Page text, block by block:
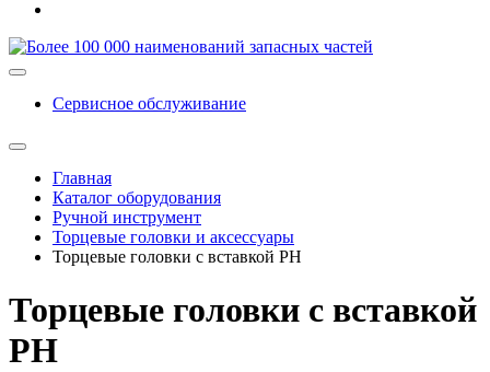
Сервисное обслуживание
Главная
Каталог оборудования
Ручной инструмент
Торцевые головки и аксессуары
Торцевые головки с вставкой PH
Торцевые головки с вставкой
PH